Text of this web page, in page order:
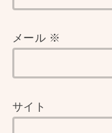
メール ※
サイト